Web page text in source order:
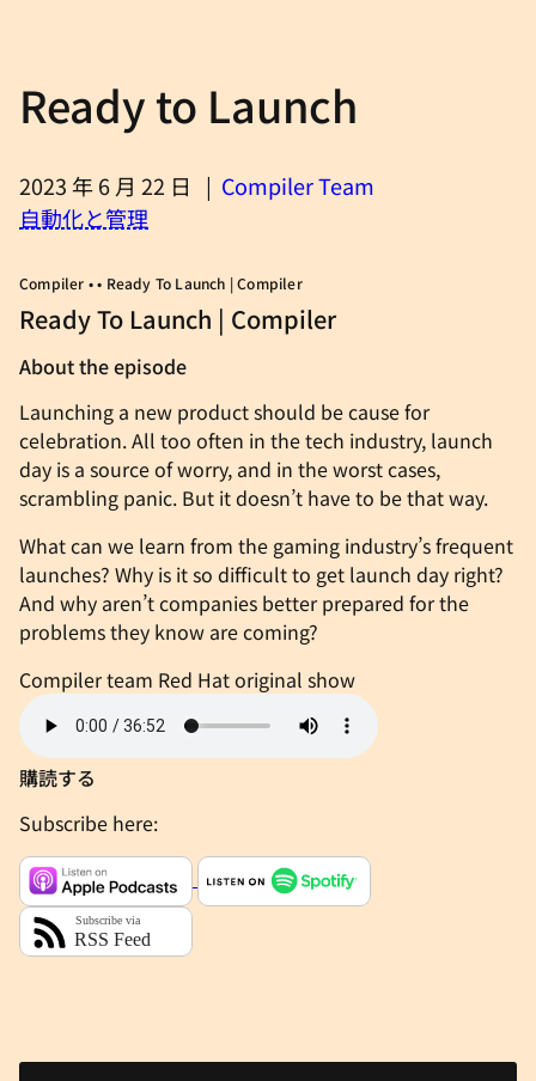
Ready to Launch
2023 年 6 月 22 日 | Compiler Team
自動化と管理
Compiler • • Ready To Launch | Compiler
Ready To Launch | Compiler
About the episode
Launching a new product should be cause for
celebration. All too often in the tech industry, launch
day is a source of worry, and in the worst cases,
scrambling panic. But it doesn’t have to be that way.
What can we learn from the gaming industry’s frequent
launches? Why is it so difficult to get launch day right?
And why aren’t companies better prepared for the
problems they know are coming?
Compiler team Red Hat original show
購読する
Subscribe here: